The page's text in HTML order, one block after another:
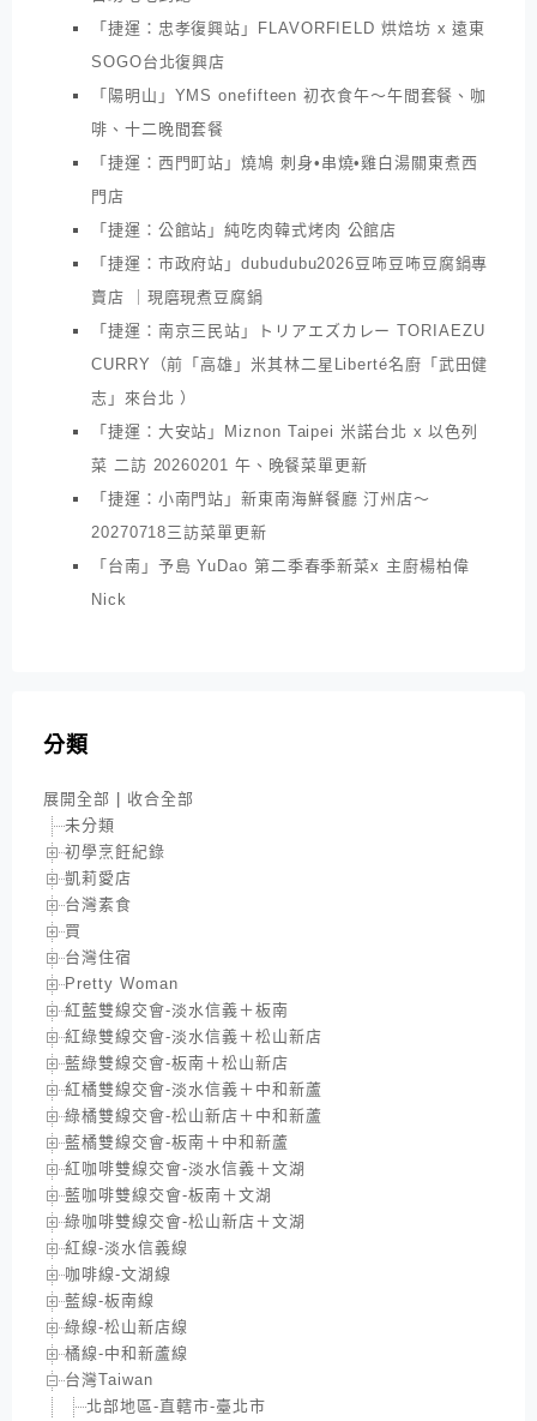
「捷運：忠孝復興站」FLAVORFIELD 烘焙坊 x 遠東
SOGO台北復興店
「陽明山」YMS onefifteen 初衣食午～午間套餐、咖
啡、十二晚間套餐
「捷運：西門町站」燒鳩 刺身•串燒•雞白湯關東煮西
門店
「捷運：公館站」純吃肉韓式烤肉 公館店
「捷運：市政府站」dubudubu2026豆咘豆咘豆腐鍋專
賣店 ｜現磨現煮豆腐鍋
「捷運：南京三民站」トリアエズカレー TORIAEZU
CURRY（前「高雄」米其林二星Liberté名廚「武田健
志」來台北 ）
「捷運：大安站」Miznon Taipei 米諾台北 x 以色列
菜 二訪 20260201 午、晚餐菜單更新
「捷運：小南門站」新東南海鮮餐廳 汀州店～
20270718三訪菜單更新
「台南」予島 YuDao 第二季春季新菜x 主廚楊柏偉
Nick
分類
展開全部
收合全部
未分類
初學烹飪紀錄
凱莉愛店
台灣素食
買
台灣住宿
Pretty Woman
紅藍雙線交會-淡水信義＋板南
紅綠雙線交會-淡水信義＋松山新店
藍綠雙線交會-板南＋松山新店
紅橘雙線交會-淡水信義＋中和新蘆
綠橘雙線交會-松山新店＋中和新蘆
藍橘雙線交會-板南＋中和新蘆
紅咖啡雙線交會-淡水信義＋文湖
藍咖啡雙線交會-板南＋文湖
綠咖啡雙線交會-松山新店＋文湖
紅線-淡水信義線
咖啡線-文湖線
藍線-板南線
綠線-松山新店線
橘線-中和新蘆線
台灣Taiwan
北部地區-直轄市-臺北市